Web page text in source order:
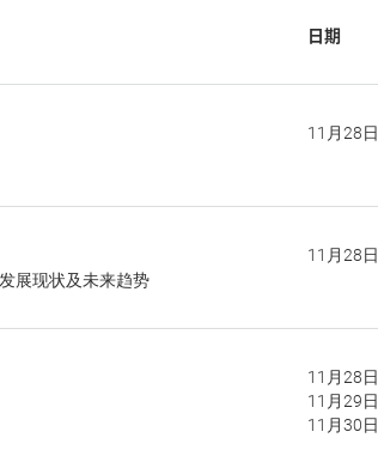
日期
11月28日
展现状及未来趋势
11月28日
11月28日
11月29日
11月30日